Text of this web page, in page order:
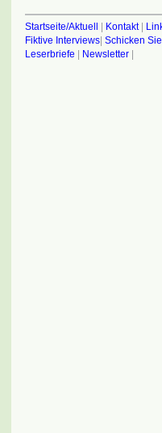
Startseite/Aktuell | Kontakt|
Fiktive Interviews| Schicken
Leserbriefe | Newsletter|